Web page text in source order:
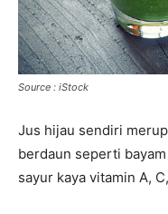
Source : iStock
Jus hijau sendiri
berdaun seperti
sayur kaya vitamin A,